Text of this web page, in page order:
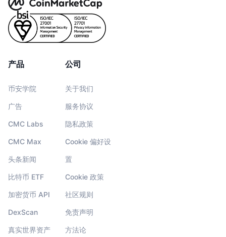
产品
币安学院
广告
CMC Labs
CMC Max
头条新闻
比特币 ETF
加密货币 API
DexScan
真实世界资产
公司
关于我们
服务协议
隐私政策
Cookie 偏好设
置
Cookie 政策
社区规则
免责声明
方法论